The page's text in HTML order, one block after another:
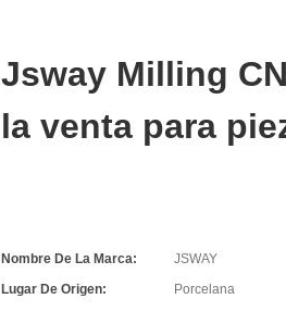
Jsway Milling
la venta para
Nombre De La Marca:
JSWAY
Lugar De Origen:
Porcelana